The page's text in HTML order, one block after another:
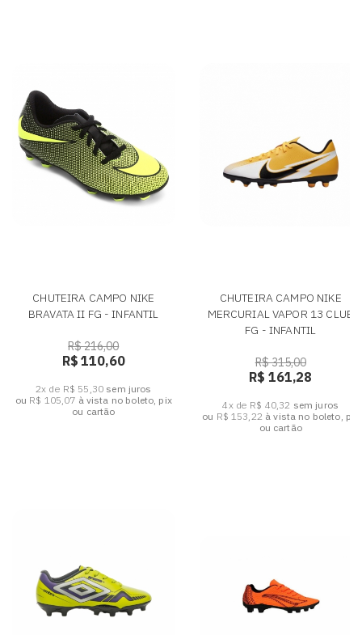
CHUTEIRA CAMPO NIKE
BRAVATA II FG - INFANTIL
R$ 216,00
R$ 110,60
2x de R$ 55,30 sem juros
ou R$ 105,07 à vista no boleto, pix
ou cartão
CHUTEIRA CAMPO NIKE
MERCURIAL VAPOR 13 CLUB
FG - INFANTIL
R$ 315,00
R$ 161,28
4x de R$ 40,32 sem juros
ou R$ 153,22 à vista no boleto, pix
ou cartão